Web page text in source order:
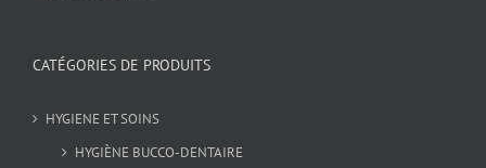
CATÉGORIES DE PRODUITS
HYGIENE ET SOINS
HYGIÈNE BUCCO-DENTAIRE